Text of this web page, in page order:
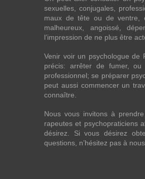
sexuelles, conjugales,
maux de tête ou de ventre,
malheureux, angoissé,
l’impression de ne plus être
Venir voir un psychologue de
précis: arrêter de fumer,
professionnel; se préparer
peut aussi commencer un
connaître.
Nous vous invitons à
rapeutes et psychopraticiens
désirez. Si vous désirez
questions, n’hésitez pas à